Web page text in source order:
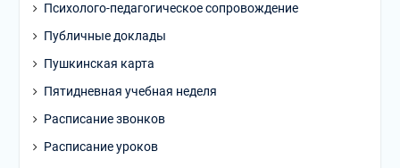
Психолого-педагогическое сопровождение
Публичные доклады
Пушкинская карта
Пятидневная учебная неделя
Расписание звонков
Расписание уроков